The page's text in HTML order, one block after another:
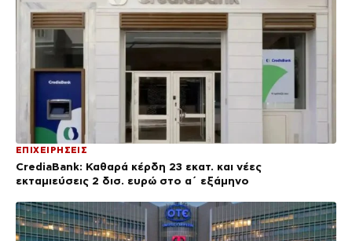
ΕΠΙΧΕΙΡΗΣΕΙΣ
CrediaBank: Καθαρά κέρδη 23 εκατ. και νέες
εκταμιεύσεις 2 δισ. ευρώ στο α΄ εξάμηνο